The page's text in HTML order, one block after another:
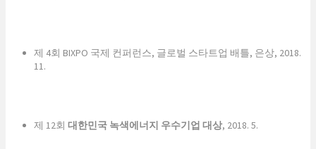
제 4회 BIXPO 국제 컨퍼런스, 글로벌 스타트업 배틀, 은상, 2018.
11.
제 12회 대한민국 녹색에너지 우수기업 대상, 2018. 5.